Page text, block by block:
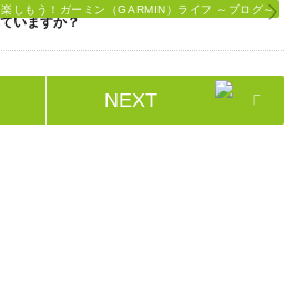
しもう！ガーミン（GARMIN）ライフ ～ブログ～
いますか？
NEXT